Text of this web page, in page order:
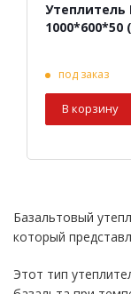
Утеплитель
1000*600*50
под заказ
В корзину
Базальтовый
который
Этот тип